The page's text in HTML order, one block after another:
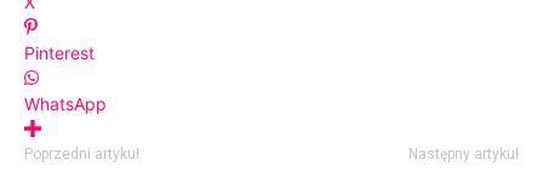
Pinterest
WhatsApp
Poprzedni artykuł Następny artykuł